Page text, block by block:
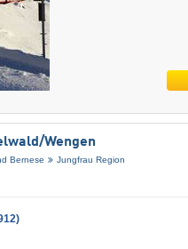
​Wengen
Bernese Jungfrau Region